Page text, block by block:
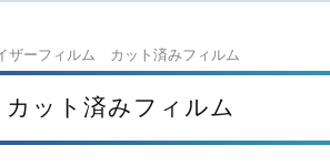
ーフィルム カット済みフィルム
ット済みフィルム